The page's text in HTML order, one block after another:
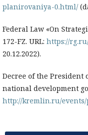
planirovaniya-0.html/
Federal Law «On
172-FZ. URL: https://
20.12.2022).
Decree of the President
national development
http://kremlin.ru/events/